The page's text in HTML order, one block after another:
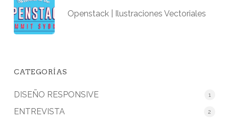
Openstack | Ilustraciones Vectoriales
CATEGORÍAS
DISEÑO RESPONSIVE 1
ENTREVISTA 2